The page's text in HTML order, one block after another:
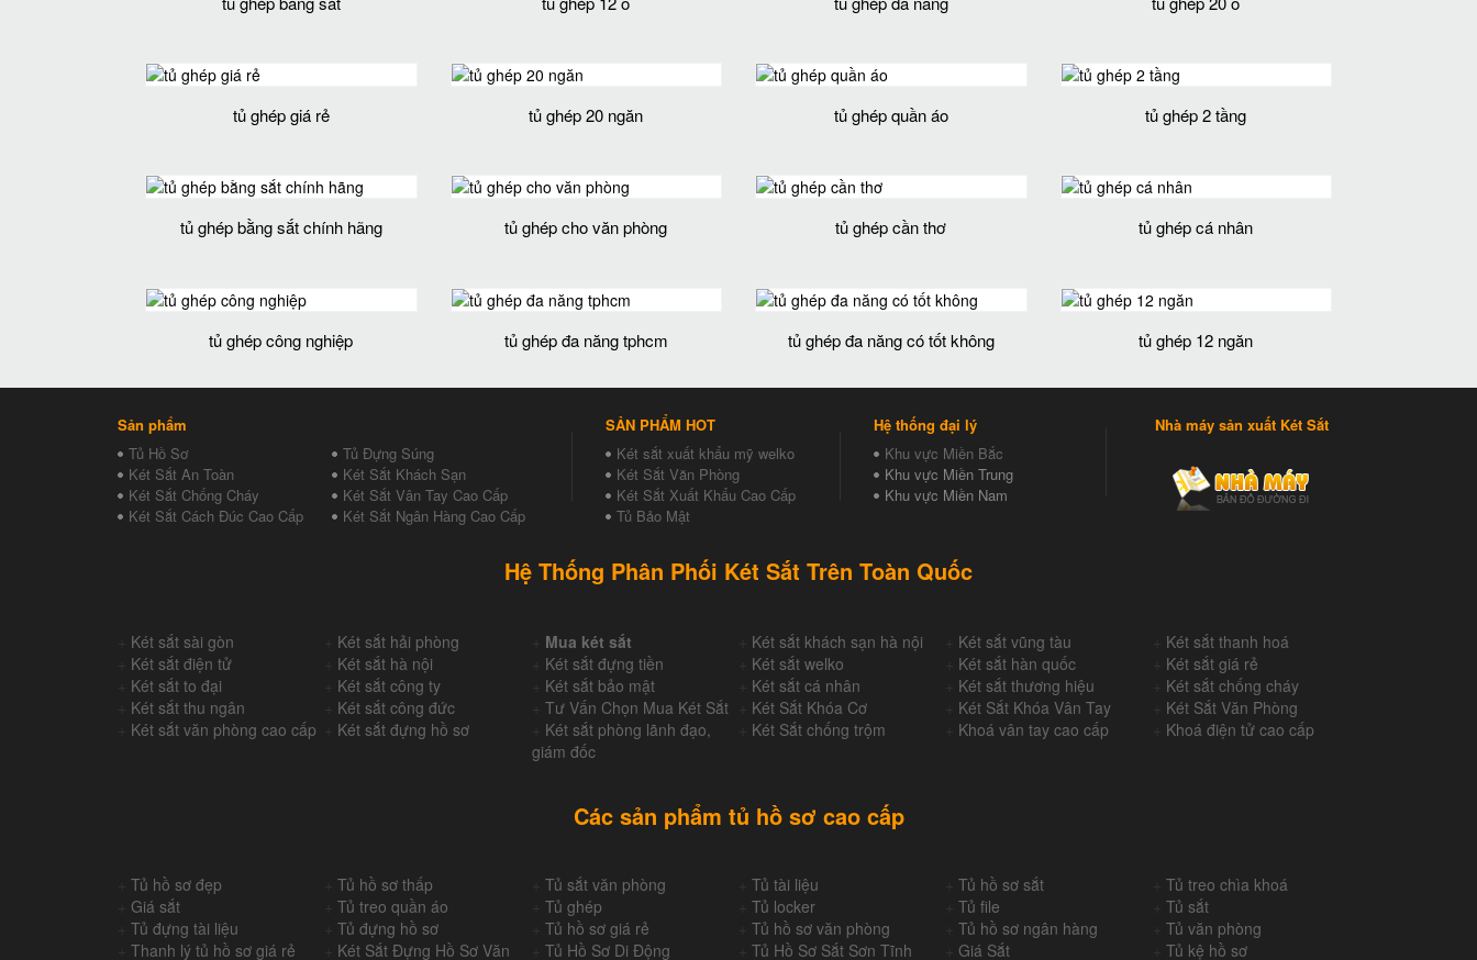
tủ ghép giá rẻ tủ ghép 20 ngăn tủ ghép quần áo tủ ghép 2 tầng
tủ ghép bằng sắt chính hãng tủ ghép cho văn phòng tủ ghép cần thơ tủ ghép cá nhân
tủ ghép công nghiệp tủ ghép đa năng tphcm tủ ghép đa năng có tốt không tủ ghép 12 ngăn
Sản phẩm
Tủ Hồ Sơ
Tủ Đựng Súng
Két Sắt An Toàn
Két Sắt Khách Sạn
Két Sắt Chống Cháy
Két Sắt Vân Tay Cao Cấp
Két Sắt Cách Đúc Cao Cấp
Két Sắt Ngân Hàng Cao Cấp
SẢN PHẨM HOT
Két sắt xuất khẩu mỹ welko
Két Sắt Văn Phòng
Két Sắt Xuất Khẩu Cao Cấp
Tủ Bảo Mật
Hệ thống đại lý
Khu vực Miền Bắc
Khu vực Miền Trung
Khu vực Miền Nam
Nhà máy sản xuất Két Sắt
Hệ Thống Phân Phối Két Sắt Trên Toàn Quốc
Két sắt sài gòn Két sắt hải phòng Mua két sắt Két sắt khách sạn hà nội Két sắt vũng tàu
Két sắt thanh hoá
Két sắt điện tử Két sắt hà nội Két sắt đựng tiền Két sắt welko Két sắt hàn quốc
Két sắt giá rẻ
Két sắt to đại Két sắt công ty Két sắt bảo mật Két sắt cá nhân Két sắt thương hiệu
Két sắt chống cháy
Két sắt thu ngân Két sắt công đức Tư Vấn Chọn Mua Két Sắt Két Sắt Khóa Cơ Két Sắt Khóa Vân Tay
Két Sắt Văn Phòng
Két sắt văn phòng cao cấp Két sắt đựng hồ sơ
Két sắt phòng lãnh đạo,
giám đốc
Két Sắt chống trộm Khoá vân tay cao cấp Khoá điện tử cao cấp
Các sản phẩm tủ hồ sơ cao cấp
Tủ hồ sơ đẹp +Tủ hồ sơ thấp Tủ sắt văn phòng Tủ tài liệu +Tủ hồ sơ sắt
Tủ treo chìa khoá
Giá sắt +Tủ treo quần áo Tủ ghép Tủ locker +Tủ file
Tủ sắt
Tủ đựng tài liệu +Tủ đựng hồ sơ Tủ hồ sơ giá rẻ Tủ hồ sơ văn phòng +Tủ hồ sơ ngân hàng
Tủ văn phòng
Thanh lý tủ hồ sơ giá rẻ Két Sắt Đựng Hồ Sơ Văn Tủ Hồ Sơ Di Động Tủ Hồ Sơ Sắt Sơn Tĩnh +Giá Sắt Tủ kệ hồ sơ